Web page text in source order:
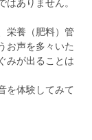
ありません。
栄養（肥料）管
お声を多々いた
みが出ることは
を体験してみて